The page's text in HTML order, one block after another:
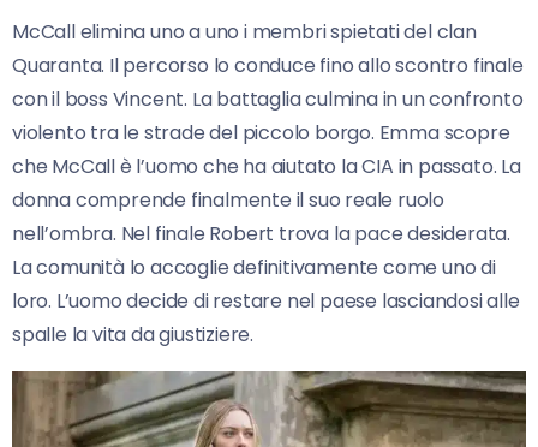
McCall elimina uno a uno i membri spietati del clan
Quaranta. Il percorso lo conduce fino allo scontro finale
con il boss Vincent. La battaglia culmina in un confronto
violento tra le strade del piccolo borgo. Emma scopre
che McCall è l’uomo che ha aiutato la CIA in passato. La
donna comprende finalmente il suo reale ruolo
nell’ombra. Nel finale Robert trova la pace desiderata.
La comunità lo accoglie definitivamente come uno di
loro. L’uomo decide di restare nel paese lasciandosi alle
spalle la vita da giustiziere.